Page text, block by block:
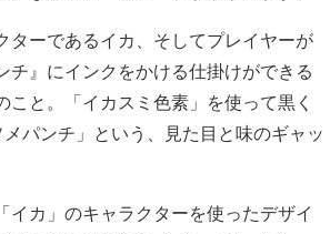
ーであるイカ、そしてプレイヤーが
』にインクをかける仕掛けができる
と。「イカスミ色素」を使って黒く
パンチ」という、見た目と味のギャッ
カ」のキャラクターを使ったデザイ